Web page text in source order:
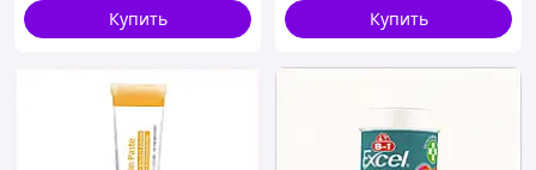
Купить
Купить